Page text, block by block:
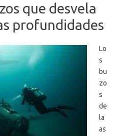
que desvela
profundidades
Lo
s
bu
zo
s
de
la
as